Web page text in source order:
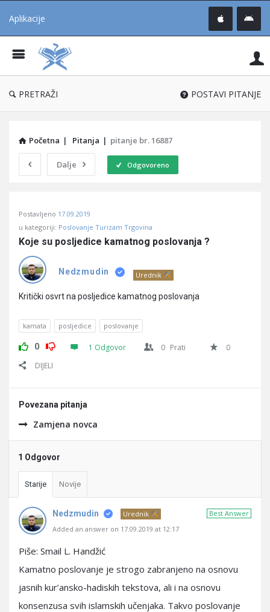
Aplikacije
®
PRETRAŽI POSTAVI PITANJE
Početna | Pitanja | pitanje br. 16887
Dalje Odgovoreno
Učene
Latest
Pitanja
Postavljeno 17.09.2019
u kategoriji: Poslovanje Turizam Trgovina
Koje su posljedice kamatnog poslovanja ?
Nedzmudin Urednik
Kritički osvrt na posljedice kamatnog poslovanja
kamata posljedice poslovanje
0 1 Odgovor 0 Prati
0
DIJELI
Povezana pitanja
Zamjena novca
1 Odgovor
Starije Novije
Best Answer
Nedzmudin
Urednik
Added an answer on 17.09.2019 at 12:17
Piše: Smail L. Handžić
Kamatno poslovanje je strogo zabranjeno na osnovu
jasnih kur’ansko-hadiskih tekstova, ali i na osnovu
konsenzusa svih islamskih učenjaka. Takvo poslovanje